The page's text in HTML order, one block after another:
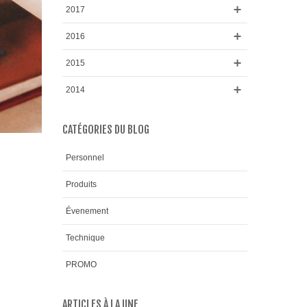
2017
2016
2015
2014
CATÉGORIES DU BLOG
Personnel
Produits
Évenement
Technique
PROMO
ARTICLES À LA UNE